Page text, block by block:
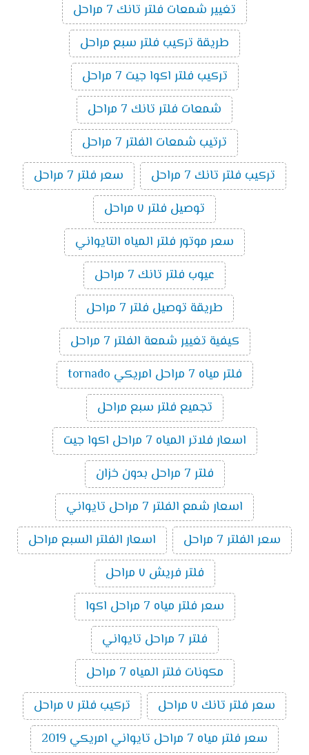
تغيير شمعات فلتر تانك 7 مراحل
طريقة تركيب فلتر سبع مراحل
تركيب فلتر اكوا جيت 7 مراحل
شمعات فلتر تانك 7 مراحل
ترتيب شمعات الفلتر 7 مراحل
تركيب فلتر تانك 7 مراحل
سعر فلتر 7 مراحل
توصيل فلتر ٧ مراحل
سعر موتور فلتر المياه التايواني
عيوب فلتر تانك 7 مراحل
طريقة توصيل فلتر 7 مراحل
كيفية تغيير شمعة الفلتر 7 مراحل
فلتر مياه 7 مراحل امريكي tornado
تجميع فلتر سبع مراحل
اسعار فلاتر المياه 7 مراحل اكوا جيت
فلتر 7 مراحل بدون خزان
اسعار شمع الفلتر 7 مراحل تايواني
سعر الفلتر 7 مراحل
اسعار الفلتر السبع مراحل
فلتر فريش ٧ مراحل
سعر فلتر مياه 7 مراحل اكوا
فلتر 7 مراحل تايواني
مكونات فلتر المياه 7 مراحل
سعر فلتر تانك ٧ مراحل
تركيب فلتر ٧ مراحل
سعر فلتر مياه 7 مراحل تايواني امريكي 2019